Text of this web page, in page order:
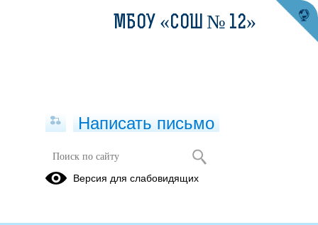
Пропускной и внутриобъектовый
режим
МБОУ «СОШ № 12»
Написать письмо
Версия для слабовидящих